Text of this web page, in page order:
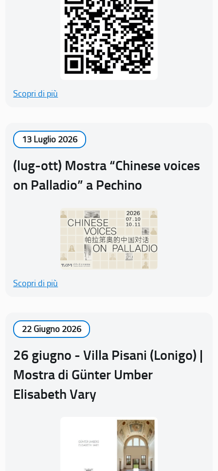
Scopri di più
13 Luglio 2026
(lug-ott) Mostra “Chinese voices
on Palladio” a Pechino
Scopri di più
22 Giugno 2026
26 giugno - Villa Pisani (Lonigo) |
Mostra di Günter Umber
Elisabeth Vary